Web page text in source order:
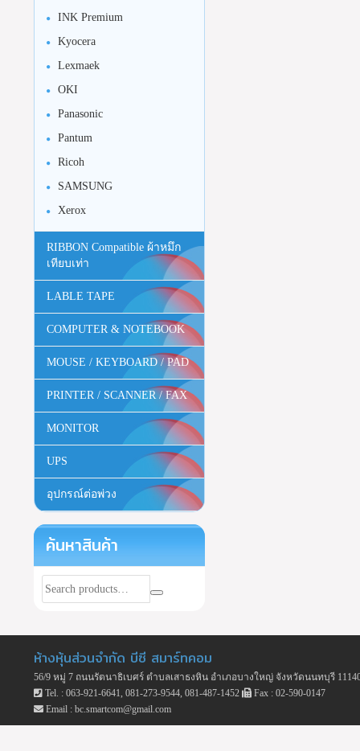
INK Premium
Kyocera
Lexmaek
OKI
Panasonic
Pantum
Ricoh
SAMSUNG
Xerox
RIBBON Compatible ผ้าหมึก
เทียบเท่า
LABLE TAPE
COMPUTER & NOTEBOOK
MOUSE / KEYBOARD / PAD
PRINTER / SCANNER / FAX
MONITOR
UPS
อุปกรณ์ต่อพ่วง
ค้นหาสินค้า
ห้างหุ้นส่วนจำกัด บีซี สมาร์ทคอม
56/9 หมู่ 7 ถนนรัตนาธิเบศร์ ตำบลเสาธงหิน อำเภอบางใหญ่ จังหวัดนนทบุรี
Tel. : 063-921-6641, 081-273-9544, 081-487-1452
Fax : 02-590-0147
Email : bc.smartcom@gmail.com